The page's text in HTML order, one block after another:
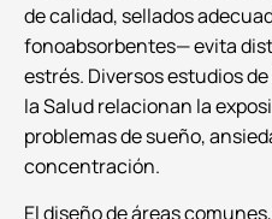
de calidad, sellados
fonoabsorbentes— evita
estrés. Diversos estudios
la Salud relacionan la
problemas de sueño,
concentración.
El diseño de áreas